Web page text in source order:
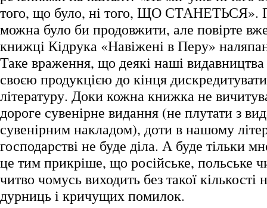
того, що було, ні того, ЩО СТАНЕТЬСЯ».
можна було би продовжити, але повірте
книжці Кідрука «Навіжені в Перу»
Таке враження, що деякі наші видавництва
своєю продукцією до кінця
літературу. Доки кожна книжка не
дороге сувенірне видання (не плутати з
сувенірним накладом), доти в нашому
господарстві не буде діла. А буде тільки
це тим прикріше, що російське, польське
читво чомусь виходить без такої кількості
дурниць і кричущих помилок.